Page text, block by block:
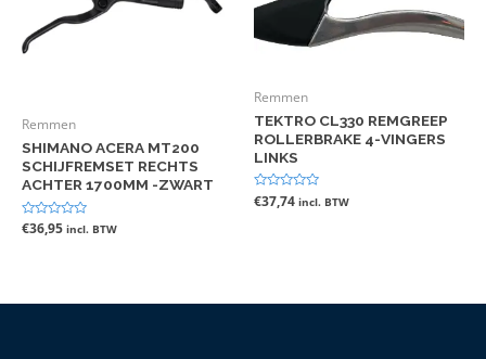
Remmen
SHIMANO ACERA MT200
SCHIJFREMSET RECHTS
ACHTER 1700MM -ZWART
Gewaardeerd
0
€36,95 incl. BTW
Remmen
TEKTRO CL330 REMGREEP
ROLLERBRAKE 4-VINGERS
LINKS
Gewaardeerd
0
€37,74 incl. BTW